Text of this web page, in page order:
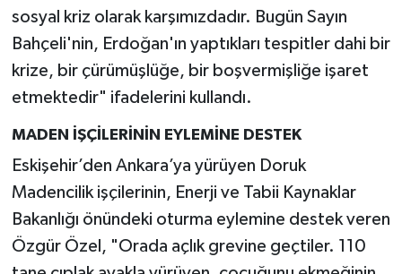
sosyal kriz olarak karşımızdadır. Bugün Sayın
Bahçeli'nin, Erdoğan'ın yaptıkları tespitler dahi bir
krize, bir çürümüşlüğe, bir boşvermişliğe işaret
etmektedir" ifadelerini kullandı.
MADEN İŞÇİLERİNİN EYLEMİNE DESTEK
Eskişehir’den Ankara’ya yürüyen Doruk
Madencilik işçilerinin, Enerji ve Tabii Kaynaklar
Bakanlığı önündeki oturma eylemine destek veren
Özgür Özel, "Orada açlık grevine geçtiler. 110